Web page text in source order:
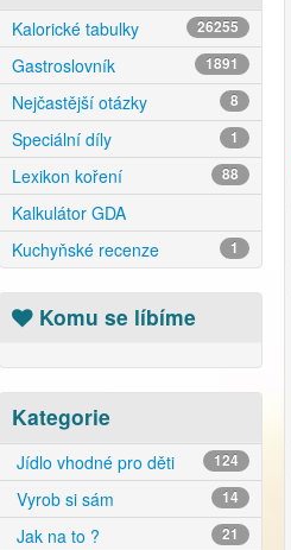
Kalorické tabulky 26255
Gastroslovník 1891
Nejčastější otázky 8
Speciální díly 1
Lexikon koření 88
Kalkulátor GDA
Kuchyňské recenze
1
Komu se líbíme
Kategorie
Jídlo vhodné pro děti 124
Vyrob si sám 14
Jak na to ? 21